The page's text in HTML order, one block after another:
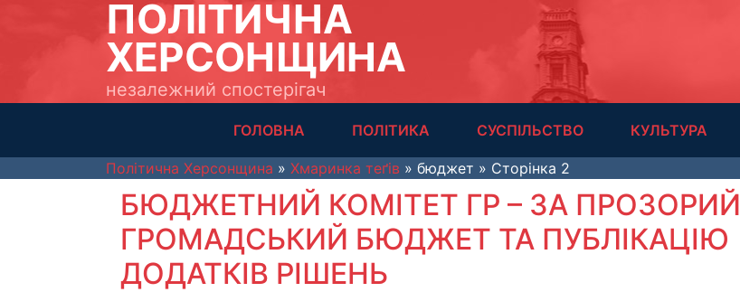
ПОЛІТИЧНА
ХЕРСОНЩИНА
незалежний спостерігач
ГОЛОВНА ПОЛІТИКА СУСПІЛЬСТВО КУЛЬТУРА
Політична Херсонщина » Хмаринка теґів » бюджет » Сторінка 2
БЮДЖЕТНИЙ КОМІТЕТ ГР – ЗА ПРОЗОРИЙ
ГРОМАДСЬКИЙ БЮДЖЕТ ТА ПУБЛІКАЦІЮ
ДОДАТКІВ РІШЕНЬ